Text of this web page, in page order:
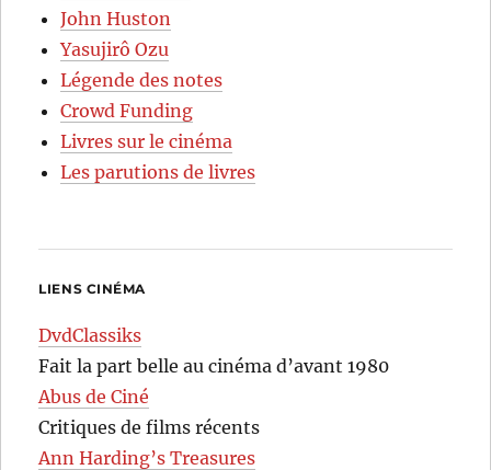
John Huston
Yasujirô Ozu
Légende des notes
Crowd Funding
Livres sur le cinéma
Les parutions de livres
LIENS CINÉMA
DvdClassiks
Fait la part belle au cinéma d’avant 1980
Abus de Ciné
Critiques de films récents
Ann Harding’s Treasures